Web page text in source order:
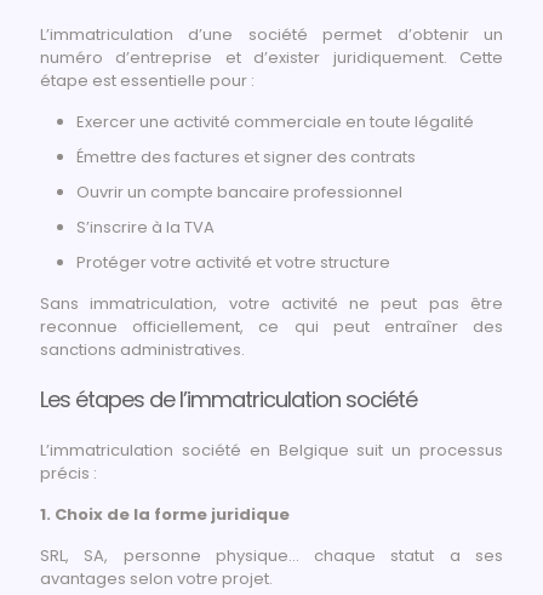
L’immatriculation d’une société permet d’obtenir un
numéro d’entreprise et d’exister juridiquement. Cette
étape est essentielle pour :
Exercer une activité commerciale en toute légalité
Émettre des factures et signer des contrats
Ouvrir un compte bancaire professionnel
S’inscrire à la TVA
Protéger votre activité et votre structure
Sans immatriculation, votre activité ne peut pas être
reconnue officiellement, ce qui peut entraîner des
sanctions administratives.
Les étapes de l’immatriculation société
L’immatriculation société en Belgique suit un processus
précis :
1. Choix de la forme juridique
SRL, SA, personne physique… chaque statut a ses
avantages selon votre projet.